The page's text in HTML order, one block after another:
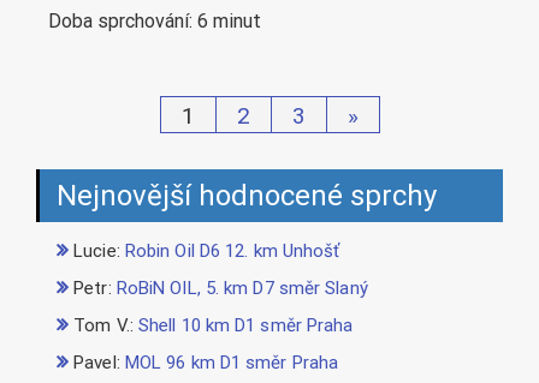
Doba sprchování: 6 minut
Stránkování
příspěvků
1 2 3 »
Nejnovější hodnocené sprchy
Lucie: Robin Oil D6 12. km Unhošť
Petr: RoBiN OIL, 5. km D7 směr Slaný
Tom V.: Shell 10 km D1 směr Praha
Pavel: MOL 96 km D1 směr Praha